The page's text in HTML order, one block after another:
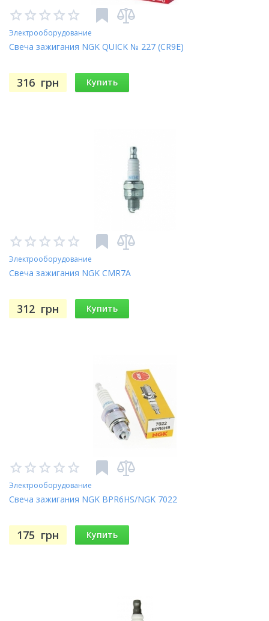
Электрооборудование
Свеча зажигания NGK QUICK № 227 (CR9E)
316 грн Купить
Электрооборудование
Свеча зажигания NGK CMR7A
312 грн Купить
Электрооборудование
Свеча зажигания NGK BPR6HS/NGK 7022
175 грн Купить